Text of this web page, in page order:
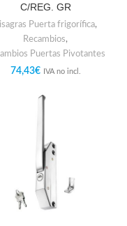
C/REG. GR
Puerta frigorífica,
Recambios,
Puertas Pivotantes
74,43€ IVA no incl.